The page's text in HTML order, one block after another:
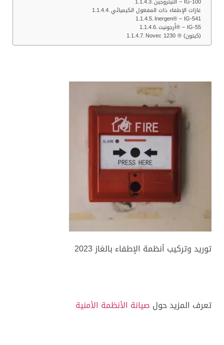
غازات الإطفاء ذات المفعول الكيميائي
Inergen® – IG-541
أرجونيت® – IG-55
توريد وتركيب أنظمة الإطفاء بالغاز 2023
تعرف المزيد حولصيانة الأنظمة الأمنية